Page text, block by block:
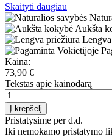
Skaityti daugiau
Aukšta
Kaina:
73,90 €
Tekstas apie kainodarą
Į krepšelį
Pristatysime per d.d.
Iki nemokamo pristatymo